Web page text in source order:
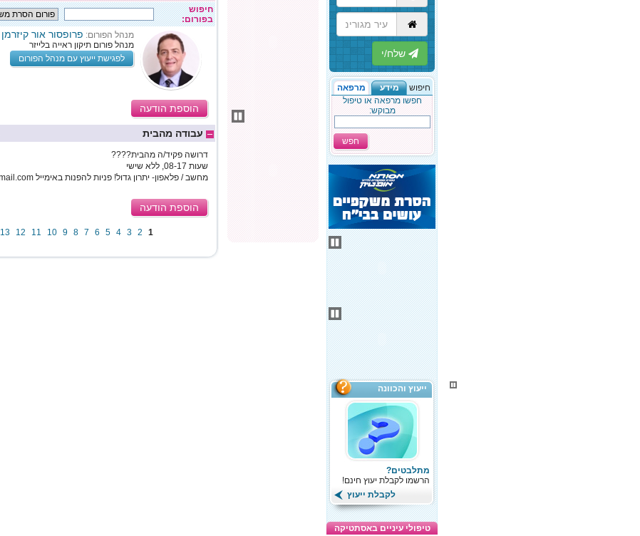
הבא
חיפוש מידע
מרפאה
חפשו מרפאה או טיפול
מבוקש:
חפש
ייעוץ והכוונה
מתלבטים?
הרשמו לקבלת יעוץ חינם!
לקבלת ייעוץ
טיפולי עיניים באסתטיקה
חיפוש
בפורום:
מנהל הפורום: פרופסור אור קיזרמן
מנהל פורום תיקון ראייה בלייזר
לפגישת ייעוץ עם מנהל הפורום
הוספת הודעה
עבודה מהבית
דרושה פקיד/ה מהבית????
שעות 08-17, ללא שישי
מחשב / פלאפון- יתרון גדול! פניות להפנות באימייל workingnowonline13@gmail.com
הוספת הודעה
1
2
3
4
5
6
7
8
9
10
11
12
13